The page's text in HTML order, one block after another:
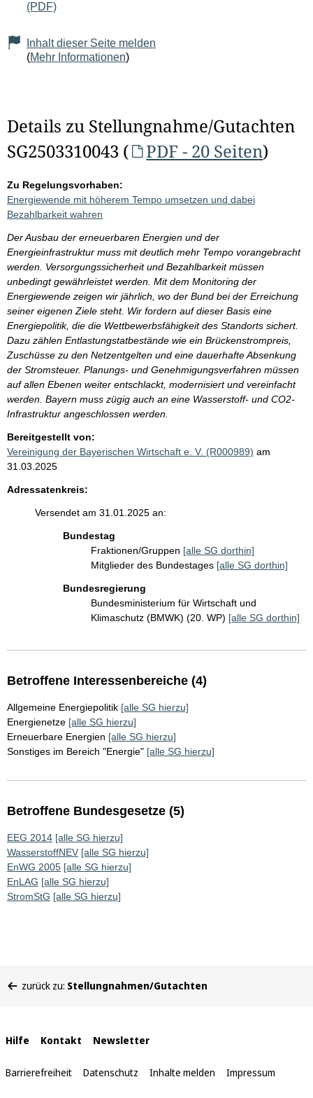
(PDF)
Inhalt dieser Seite melden
(Mehr Informationen)
Details zu Stellungnahme/Gutachten
SG2503310043 (
PDF - 20 Seiten)
Zu Regelungsvorhaben:
Energiewende mit höherem Tempo umsetzen und dabei
Bezahlbarkeit wahren
Der Ausbau der erneuerbaren Energien und der
Energieinfrastruktur muss mit deutlich mehr Tempo vorangebracht
werden. Versorgungssicherheit und Bezahlbarkeit müssen
unbedingt gewährleistet werden. Mit dem Monitoring der
Energiewende zeigen wir jährlich, wo der Bund bei der Erreichung
seiner eigenen Ziele steht. Wir fordern auf dieser Basis eine
Energiepolitik, die die Wettbewerbsfähigkeit des Standorts sichert.
Dazu zählen Entlastungstatbestände wie ein Brückenstrompreis,
Zuschüsse zu den Netzentgelten und eine dauerhafte Absenkung
der Stromsteuer. Planungs- und Genehmigungsverfahren müssen
auf allen Ebenen weiter entschlackt, modernisiert und vereinfacht
werden. Bayern muss zügig auch an eine Wasserstoff- und CO2-
Infrastruktur angeschlossen werden.
Bereitgestellt von:
Vereinigung der Bayerischen Wirtschaft e. V. (R000989) am
31.03.2025
Adressatenkreis:
Versendet am 31.01.2025 an:
Bundestag
Fraktionen/Gruppen [alle SG dorthin]
Mitglieder des Bundestages [alle SG dorthin]
Bundesregierung
Bundesministerium für Wirtschaft und
Klimaschutz (BMWK) (20. WP) [alle SG dorthin]
Betroffene Interessenbereiche (4)
Allgemeine Energiepolitik [alle SG hierzu]
Energienetze [alle SG hierzu]
Erneuerbare Energien [alle SG hierzu]
Sonstiges im Bereich "Energie" [alle SG hierzu]
Betroffene Bundesgesetze (5)
EEG 2014 [alle SG hierzu]
WasserstoffNEV [alle SG hierzu]
EnWG 2005 [alle SG hierzu]
EnLAG [alle SG hierzu]
StromStG [alle SG hierzu]
befinden
zurück zu: Stellungnahmen/Gutachten
Interne
Links
Hilfe Kontakt Newsletter
Barrierefreiheit Datenschutz Inhalte melden Impressum